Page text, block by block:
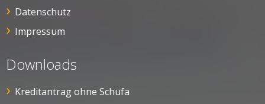
Datenschutz
Impressum
Downloads
Kreditantrag ohne Schufa